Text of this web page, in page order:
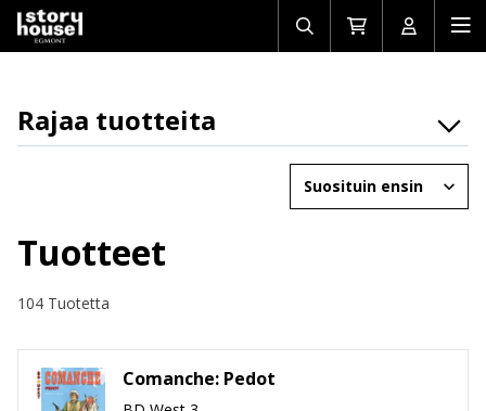
Avaa/sulje
haku
Siirry
ostoskoriin
Avaa/
Rajaa tuotteita
Osasto
Tuotemuoto
Hinta
Järjestä
Tuotteet
104 Tuotetta
Comanche: Pedot